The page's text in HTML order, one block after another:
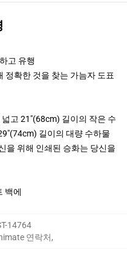
고 유행
정확한 것을 찾는 가늠자 도표
고 21"(68cm) 길이의 작은 수
길이의 대량 수하물
을 위해 인쇄된 승화는 당신을
백에
14764
연락처,